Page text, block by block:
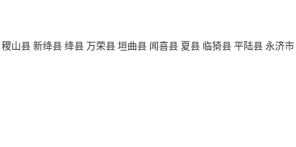
稷山县 新绛县 绛县 万荣县 垣曲县 闻喜县 夏县 临猗县 平陆县 永济市